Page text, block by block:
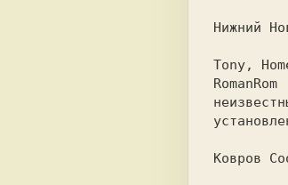
Нижний
Tony,
Ковров